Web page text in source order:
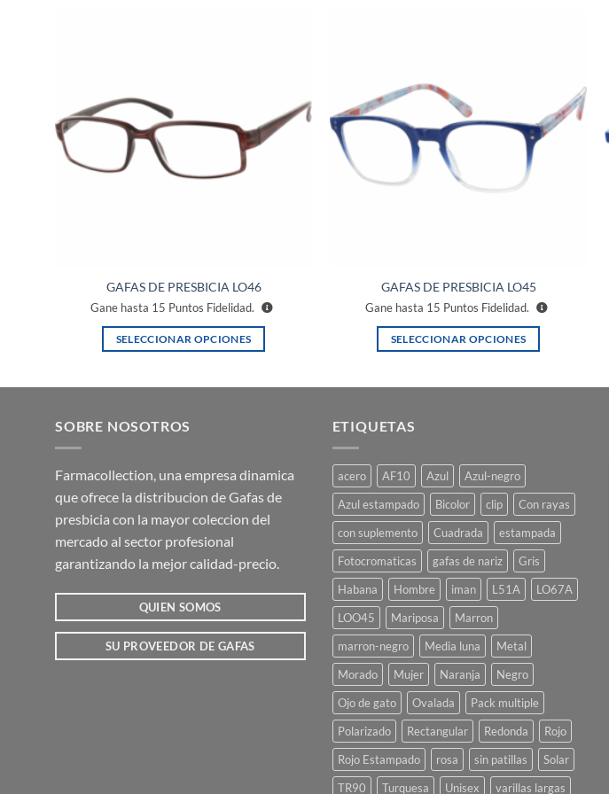
GAFAS DE PRESBICIA LO46
Gane hasta 15 Puntos Fidelidad.
SELECCIONAR OPCIONES
múltiples
opciones
se
pueden
elegir
en
página
de
producto
deseos
GAFAS DE PRESBICIA LO45
Gane hasta 15 Puntos Fidelidad.
SELECCIONAR OPCIONES
Las
opciones
se
pueden
elegir
en
la
página
de
producto
SOBRE NOSOTROS
Farmacollection, una empresa dinamica
que ofrece la distribucion de Gafas de
presbicia con la mayor coleccion del
mercado al sector profesional
garantizando la mejor calidad-precio.
QUIEN SOMOS
SU PROVEEDOR DE GAFAS
ETIQUETAS
acero AF10 Azul
Azul-negro
Azul estampado
Bicolor clip
Con rayas
con suplemento
Cuadrada
estampada
Fotocromaticas
gafas de nariz
Gris
Habana
Hombre iman L51A
LO67A
LOO45
Mariposa
Marron
marron-negro
Media luna
Metal
Morado
Mujer Naranja
Negro
Ojo de gato
Ovalada
Pack multiple
Polarizado
Rectangular Redonda
Rojo
Rojo Estampado
rosa sin patillas
Solar
TR90
Turquesa Unisex varillas largas